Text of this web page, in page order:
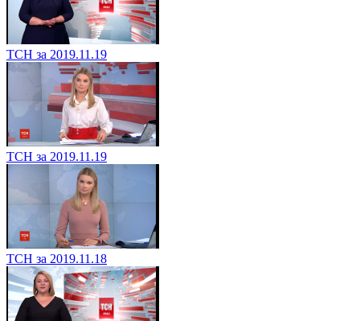
ТСН за 2019.11.19
ТСН за 2019.11.19
ТСН за 2019.11.18